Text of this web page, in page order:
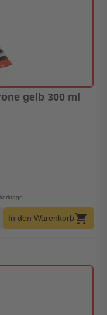
gelb 300 ml
Menge
In den Warenkorbshopping_cart